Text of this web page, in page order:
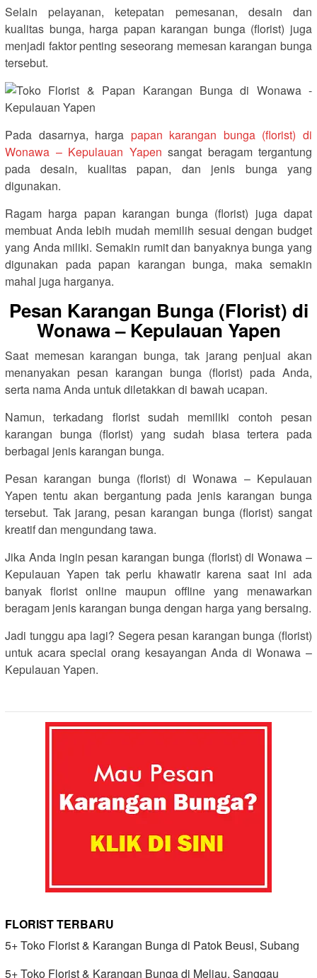
Selain pelayanan, ketepatan pemesanan, desain dan
kualitas bunga, harga papan karangan bunga (florist) juga
menjadi faktor penting seseorang memesan karangan bunga
tersebut.
Pada dasarnya, harga papan karangan bunga (florist) di
Wonawa – Kepulauan Yapen sangat beragam tergantung
pada desain, kualitas papan, dan jenis bunga yang
digunakan.
Ragam harga papan karangan bunga (florist) juga dapat
membuat Anda lebih mudah memilih sesuai dengan budget
yang Anda miliki. Semakin rumit dan banyaknya bunga yang
digunakan pada papan karangan bunga, maka semakin
mahal juga harganya.
Pesan Karangan Bunga (Florist) di
Wonawa – Kepulauan Yapen
Saat memesan karangan bunga, tak jarang penjual akan
menanyakan pesan karangan bunga (florist) pada Anda,
serta nama Anda untuk diletakkan di bawah ucapan.
Namun, terkadang florist sudah memiliki contoh pesan
karangan bunga (florist) yang sudah biasa tertera pada
berbagai jenis karangan bunga.
Pesan karangan bunga (florist) di Wonawa – Kepulauan
Yapen tentu akan bergantung pada jenis karangan bunga
tersebut. Tak jarang, pesan karangan bunga (florist) sangat
kreatif dan mengundang tawa.
Jika Anda ingin pesan karangan bunga (florist) di Wonawa –
Kepulauan Yapen tak perlu khawatir karena saat ini ada
banyak florist online maupun offline yang menawarkan
beragam jenis karangan bunga dengan harga yang bersaing.
Jadi tunggu apa lagi? Segera pesan karangan bunga (florist)
untuk acara special orang kesayangan Anda di Wonawa –
Kepulauan Yapen.
FLORIST TERBARU
5+ Toko Florist & Karangan Bunga di Patok Beusi, Subang
5+ Toko Florist & Karangan Bunga di Meliau, Sanggau